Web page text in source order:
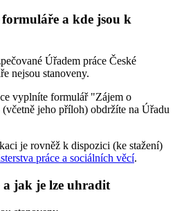
a kde jsou k
Úřadem práce České
nejsou stanoveny.
vyplníte formulář "Zájem o
jeho příloh) obdržíte na Úřadu
je rovněž k dispozici (ke stažení)
práce a sociálních věcí.
jak je lze uhradit